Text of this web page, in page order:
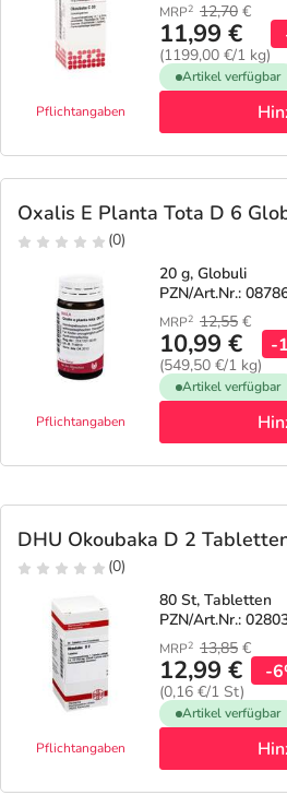
Pflichtangaben
MRP2 12,70 €
11,99 €
(1199,00 €/1 kg)
Artikel verfügbar
Oxalis E Planta Tota D 6
(0)
Pflichtangaben
20 g, Globuli
PZN/Art.Nr.:
MRP2 12,55 €
10,99 €
(549,50 €/1 kg)
-
Artikel verfügbar
DHU Okoubaka D 2
(0)
Pflichtangaben
80 St, Tabletten
PZN/Art.Nr.:
MRP2 13,85 €
12,99 €
(0,16 €/1 St)
-
Artikel verfügbar